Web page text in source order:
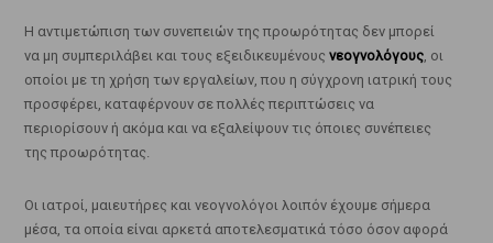
Η αντιμετώπιση των συνεπειών της προωρότητας δεν μπορεί
να μη συμπεριλάβει και τους εξειδικευμένους νεογνολόγους, οι
οποίοι με τη χρήση των εργαλείων, που η σύγχρονη ιατρική τους
προσφέρει, καταφέρνουν σε πολλές περιπτώσεις να
περιορίσουν ή ακόμα και να εξαλείψουν τις όποιες συνέπειες
της προωρότητας.
Οι ιατροί, μαιευτήρες και νεογνολόγοι λοιπόν έχουμε σήμερα
μέσα, τα οποία είναι αρκετά αποτελεσματικά τόσο όσον αφορά